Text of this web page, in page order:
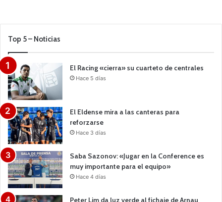
Top 5 – Noticias
El Racing «cierra» su cuarteto de centrales
Hace 5 días
El Eldense mira a las canteras para
reforzarse
Hace 3 días
Saba Sazonov: «Jugar en la Conference es
muy importante para el equipo»
Hace 4 días
Peter Lim da luz verde al fichaje de Arnau